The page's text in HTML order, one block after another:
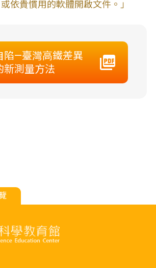
依貴慣用的軟體開啟文件。」
陷—臺灣高鐵差異
新測量方法